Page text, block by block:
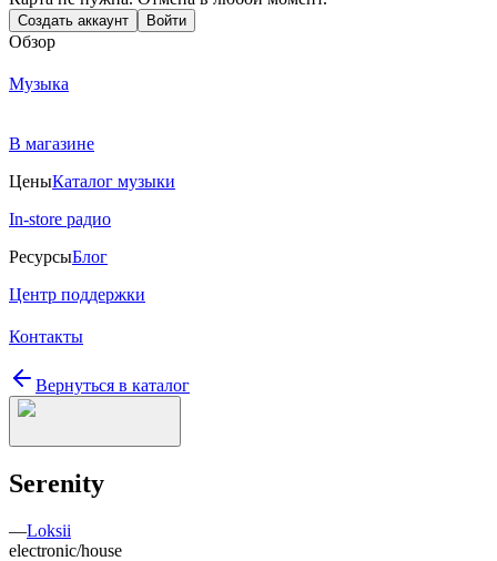
Создать аккаунт Войти
Обзор
Музыка
В магазине
ЦеныКаталог музыки
In-store радио
РесурсыБлог
Центр поддержки
Контакты
Вернуться в каталог
Serenity
—Loksii
electronic/house